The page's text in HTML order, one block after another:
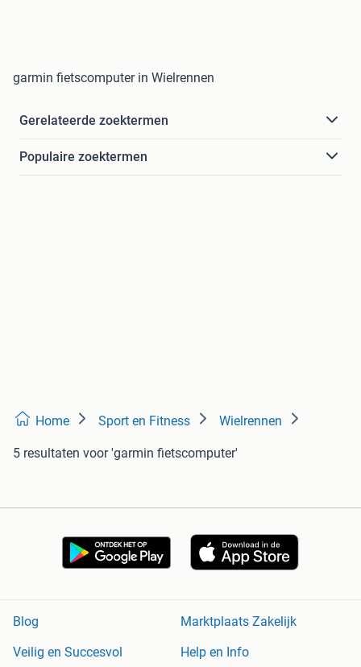
garmin fietscomputer in Wielrennen
Gerelateerde zoektermen
Populaire zoektermen
Home Sport en Fitness Wielrennen
5 resultaten voor 'garmin fietscomputer'
Blog
Marktplaats Zakelijk
Veilig en Succesvol
Help en Info